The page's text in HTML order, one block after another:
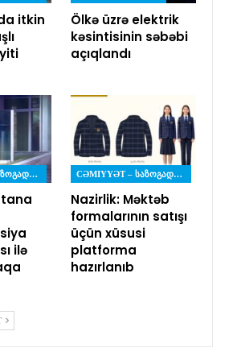
itkin
Ölkə üzrə elektrik
kəsintisinin səbəbi
açıqlandı
CƏMIYYƏT – ᲡᲐᲖᲝᲒᲐᲓᲝᲔᲑᲐ
ilə
CƏMIYYƏT – ᲡᲐᲖᲝᲒᲐᲓᲝᲔᲑᲐ
Nazirlik: Məktəb
formalarının satışı
üçün xüsusi
platforma
hazırlanıb